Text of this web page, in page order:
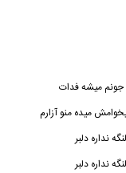
جونم میشه فدات
میده منو آزارم
نداره دلبر
نداره دلبر